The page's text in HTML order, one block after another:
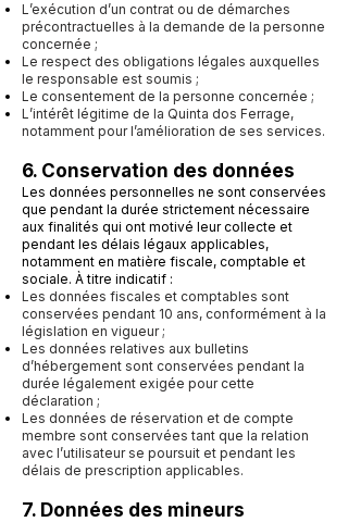
L’exécution d’un contrat ou de démarches
précontractuelles à la demande de la personne
concernée ;
Le respect des obligations légales auxquelles
le responsable est soumis ;
Le consentement de la personne concernée ;
L’intérêt légitime de la Quinta dos Ferrage,
notamment pour l’amélioration de ses services.
6. Conservation des données
Les données personnelles ne sont conservées
que pendant la durée strictement nécessaire
aux finalités qui ont motivé leur collecte et
pendant les délais légaux applicables,
notamment en matière fiscale, comptable et
sociale. À titre indicatif :
Les données fiscales et comptables sont
conservées pendant 10 ans, conformément à la
législation en vigueur ;
Les données relatives aux bulletins
d’hébergement sont conservées pendant la
durée légalement exigée pour cette
déclaration ;
Les données de réservation et de compte
membre sont conservées tant que la relation
avec l’utilisateur se poursuit et pendant les
délais de prescription applicables.
7. Données des mineurs